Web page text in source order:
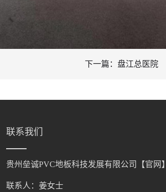
下一篇：盘江总医院
联系我们
贵州垒诚PVC地板科技发展有限公司【官网】
联系人：姜女士